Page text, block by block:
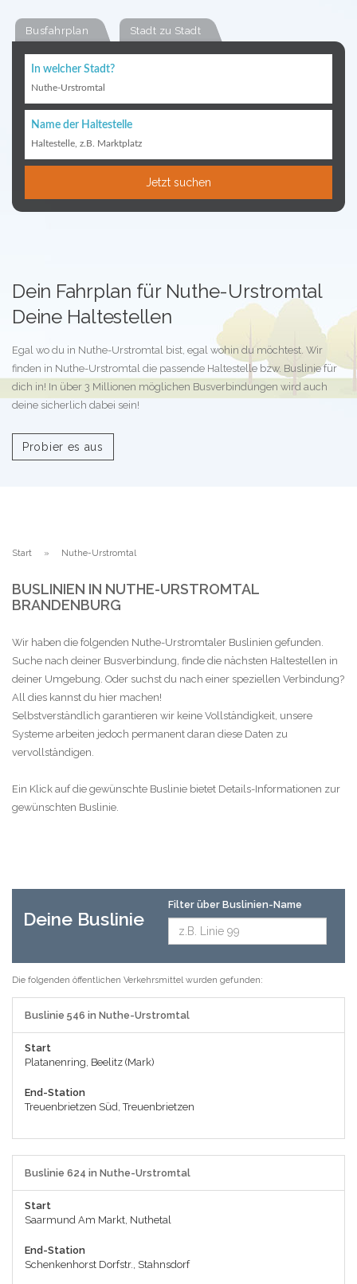
Busfahrplan Stadt zu Stadt
In welcher Stadt?
Nuthe-Urstromtal
Name der Haltestelle
Haltestelle, z.B. Marktplatz
Jetzt suchen
Dein Fahrplan für Nuthe-Urstromtal
Deine Haltestellen
Egal wo du in Nuthe-Urstromtal bist, egal wohin du möchtest. Wir
finden in Nuthe-Urstromtal die passende Haltestelle bzw. Buslinie für
dich in! In über 3 Millionen möglichen Busverbindungen wird auch
deine sicherlich dabei sein!
Probier es aus
Start Nuthe-Urstromtal
BUSLINIEN IN NUTHE-URSTROMTAL
BRANDENBURG
Wir haben die folgenden Nuthe-Urstromtaler Buslinien gefunden.
Suche nach deiner Busverbindung, finde die nächsten Haltestellen in
deiner Umgebung. Oder suchst du nach einer speziellen Verbindung?
All dies kannst du hier machen!
Selbstverständlich garantieren wir keine Vollständigkeit, unsere
Systeme arbeiten jedoch permanent daran diese Daten zu
vervollständigen.
Ein Klick auf die gewünschte Buslinie bietet Details-Informationen zur
gewünschten Buslinie.
Deine Buslinie
Filter über Buslinien-Name
Die folgenden öffentlichen Verkehrsmittel wurden gefunden:
Buslinie 546 in Nuthe-Urstromtal
Start
Platanenring, Beelitz (Mark)
End-Station
Treuenbrietzen Süd, Treuenbrietzen
Buslinie 624 in Nuthe-Urstromtal
Start
Saarmund Am Markt, Nuthetal
End-Station
Schenkenhorst Dorfstr., Stahnsdorf